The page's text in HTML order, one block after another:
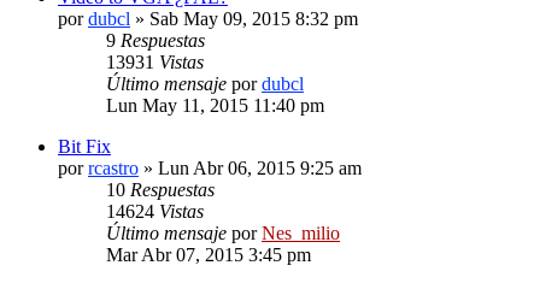
pordubcl » Sab May 09, 2015 8:32 pm
9 Respuestas
13931 Vistas
Último mensaje pordubcl
Lun May 11, 2015 11:40 pm
Bit Fix
porrcastro » Lun Abr 06, 2015 9:25 am
10 Respuestas
14624 Vistas
Último mensaje porNes_milio
Mar Abr 07, 2015 3:45 pm